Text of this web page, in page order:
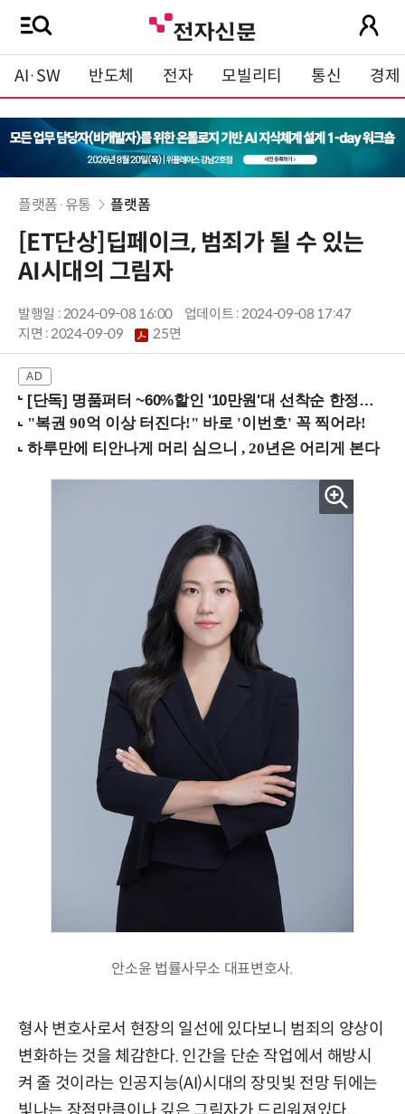
AI·SW 반도체 전자 모빌리티 통신 경제
플랫폼·유통 플랫폼
[ET단상]딥페이크, 범죄가 될 수 있는
AI시대의 그림자
발행일 : 2024-09-08 16:00
업데이트 : 2024-09-08 17:47
지면 :2024-09-09 25면
[단독] 명품퍼터 ~60%할인 '10만원'대 선착순 한정판매!
안소윤 법률사무소 대표변호사.
형사 변호사로서 현장의 일선에 있다보니 범죄의 양상이
변화하는 것을 체감한다. 인간을 단순 작업에서 해방시
켜 줄 것이라는 인공지능(AI)시대의 장밋빛 전망 뒤에는